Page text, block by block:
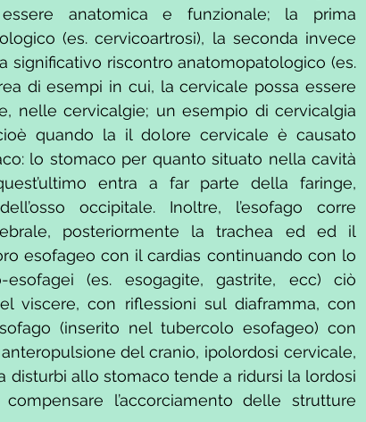
anatomica e funzionale; la prima
(es. cervicoartrosi), la seconda invece
significativo riscontro anatomopatologico (es.
di esempi in cui, la cervicale possa essere
nelle cervicalgie; un esempio di cervicalgia
quando la il dolore cervicale è causato
lo stomaco per quanto situato nella cavità
entra a far parte della faringe,
occipitale. Inoltre, l’esofago corre
posteriormente la trachea ed ed il
esofageo con il cardias continuando con lo
(es. esogagite, gastrite, ecc) ciò
viscere, con riflessioni sul diaframma, con
(inserito nel tubercolo esofageo) con
del cranio, ipolordosi cervicale,
disturbi allo stomaco tende a ridursi la lordosi
l’accorciamento delle strutture